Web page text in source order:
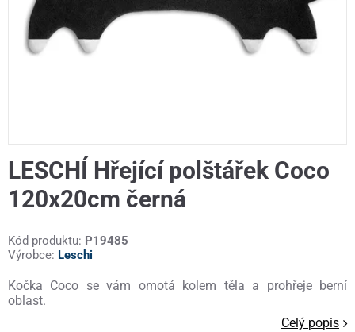
LESCHÍ Hřející polštářek Coco
120x20cm černá
Kód produktu: P19485
Výrobce: Leschi
Kočka Coco se vám omotá kolem těla a prohřeje berní
oblast.
Celý popis